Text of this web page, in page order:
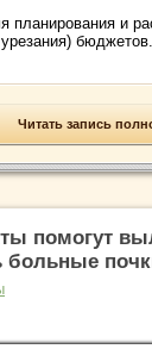
планирования и
Читать запись
помогут
больные